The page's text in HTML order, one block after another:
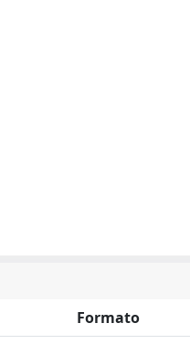
Formato